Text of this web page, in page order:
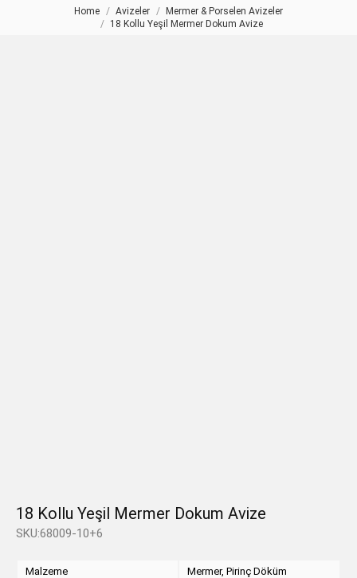
You are here:Home Avizeler
Mermer & Porselen Avizeler
18 Kollu Yeşil Mermer Dokum Avize
18 Kollu Yeşil Mermer Dokum Avize
SKU:68009-10+6
Malzeme
Mermer, Pirinç Döküm